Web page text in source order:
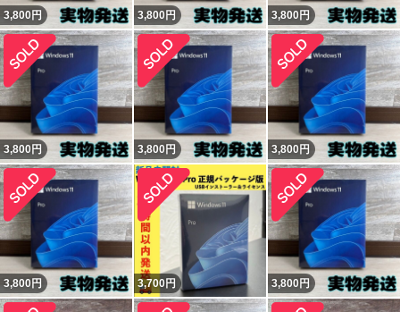
3,800円 3,800円 3,800円
3,800円 3,800円 3,800円
3,800円 3,700円 3,800円